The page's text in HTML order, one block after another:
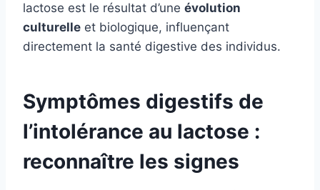
lactose est le résultat d’une évolution
culturelle et biologique, influençant
directement la santé digestive des individus.
Symptômes digestifs de
l’intolérance au lactose :
reconnaître les signes